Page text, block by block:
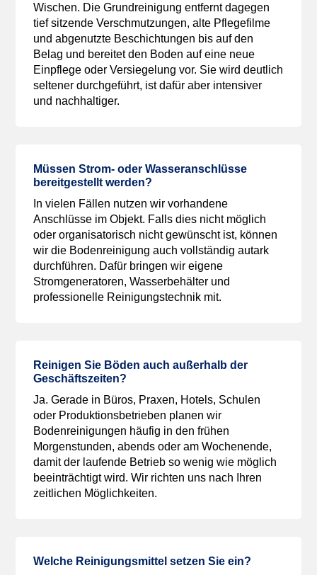
Wischen. Die Grundreinigung entfernt dagegen
tief sitzende Verschmutzungen, alte Pflegefilme
und abgenutzte Beschichtungen bis auf den
Belag und bereitet den Boden auf eine neue
Einpflege oder Versiegelung vor. Sie wird deutlich
seltener durchgeführt, ist dafür aber intensiver
und nachhaltiger.
Müssen Strom- oder Wasseranschlüsse
bereitgestellt werden?
In vielen Fällen nutzen wir vorhandene
Anschlüsse im Objekt. Falls dies nicht möglich
oder organisatorisch nicht gewünscht ist, können
wir die Bodenreinigung auch vollständig autark
durchführen. Dafür bringen wir eigene
Stromgeneratoren, Wasserbehälter und
professionelle Reinigungstechnik mit.
Reinigen Sie Böden auch außerhalb der
Geschäftszeiten?
Ja. Gerade in Büros, Praxen, Hotels, Schulen
oder Produktionsbetrieben planen wir
Bodenreinigungen häufig in den frühen
Morgenstunden, abends oder am Wochenende,
damit der laufende Betrieb so wenig wie möglich
beeinträchtigt wird. Wir richten uns nach Ihren
zeitlichen Möglichkeiten.
Welche Reinigungsmittel setzen Sie ein?